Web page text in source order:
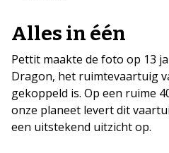
Alles in één
Pettit maakte de foto op 13
Dragon, het ruimtevaartuig
gekoppeld is. Op een ruime
onze planeet levert dit
een uitstekend uitzicht op.